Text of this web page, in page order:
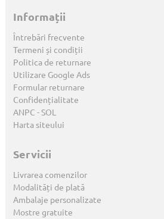
Informații
Întrebări frecvente
Termeni și condiții
Politica de returnare
Utilizare Google Ads
Formular returnare
Confidențialitate
ANPC -SOL
Harta siteului
Servicii
Livrarea comenzilor
Modalități de plată
Ambalaje personalizate
Mostre gratuite